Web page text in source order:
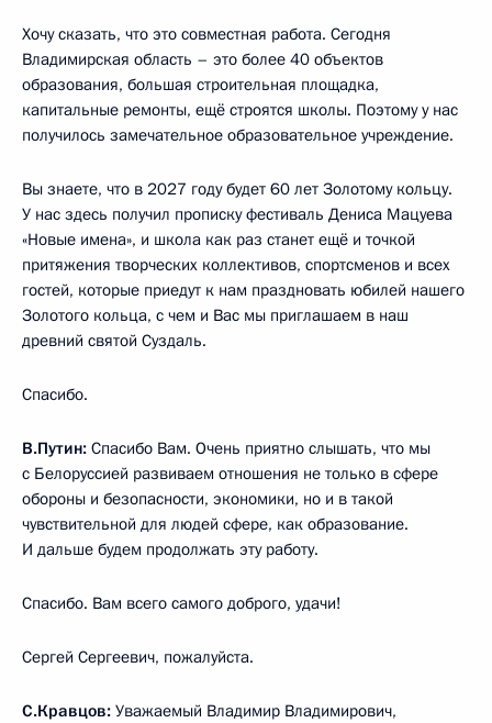
Хочу сказать, что это совместная работа. Сегодня
Владимирская область – это более 40 объектов
образования, большая строительная площадка,
капитальные ремонты, ещё строятся школы. Поэтому у нас
получилось замечательное образовательное учреждение.
Вы знаете, что в 2027 году будет 60 лет Золотому кольцу.
У нас здесь получил прописку фестиваль Дениса Мацуева
«Новые имена», и школа как раз станет ещё и точкой
притяжения творческих коллективов, спортсменов и всех
гостей, которые приедут к нам праздновать юбилей нашего
Золотого кольца, с чем и Вас мы приглашаем в наш
древний святой Суздаль.
Спасибо.
В.Путин: Спасибо Вам. Очень приятно слышать, что мы
с Белоруссией развиваем отношения не только в сфере
обороны и безопасности, экономики, но и в такой
чувствительной для людей сфере, как образование.
И дальше будем продолжать эту работу.
Спасибо. Вам всего самого доброго, удачи!
Сергей Сергеевич, пожалуйста.
С.Кравцов: Уважаемый Владимир Владимирович,